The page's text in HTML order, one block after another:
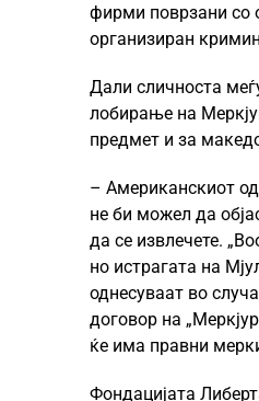
фирми поврзани со
организиран
Дали сличноста
лобирање на
предмет и за
– Американскиот
не би можел да
да се извлечете.
но истрагата на
однесуваат во
договор на
ќе има правни
Фондацијата